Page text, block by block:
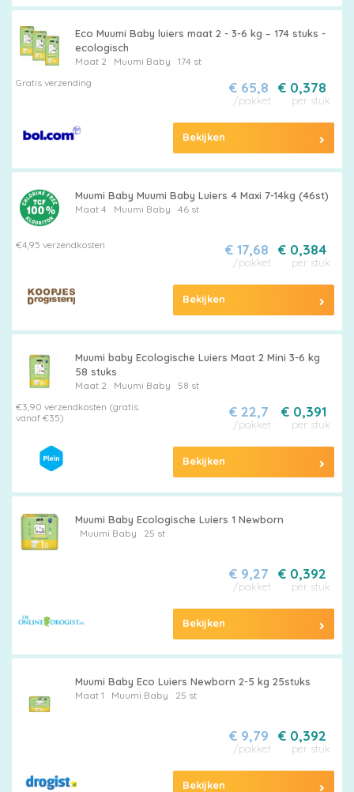
Eco Muumi Baby luiers maat 2 - 3-6 kg – 174 stuks -
ecologisch
Maat 2 Muumi Baby
174 st
Gratis verzending
€ 0,378
per stuk
€ 65,8
/pakket
Bekijken
Muumi Baby Muumi Baby Luiers 4 Maxi 7-14kg (46st)
Maat 4 Muumi Baby 46 st
€4,95 verzendkosten € 0,384
per stuk
€ 17,68
/pakket
Bekijken
Muumi baby Ecologische Luiers Maat 2 Mini 3-6 kg
58 stuks
Maat 2 Muumi Baby
58 st
€3,90 verzendkosten (gratis
vanaf €35)
€ 0,391
per stuk
€ 22,7
/pakket
Bekijken
Muumi Baby Ecologische Luiers 1 Newborn
Muumi Baby 25 st
€ 0,392
per stuk
€ 9,27
/pakket
Bekijken
Muumi Baby Eco Luiers Newborn 2-5 kg 25stuks
Maat 1 Muumi Baby 25 st
€ 0,392
per stuk
€ 9,79
/pakket
Bekijken